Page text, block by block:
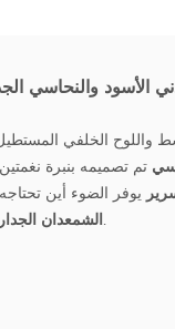
الأسود والنحاسي
واللوح الخلفي
تم تصميمه بنبرة
الشمعدان! و المكون الإضافي هو خيار آخر أيضًا.